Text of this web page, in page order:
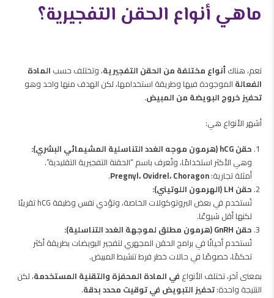
ماهي أنواع الحقن التفجيرية؟
نعم، هناكأنواع مختلفة من الحقن التفجيرية، وتختلف حسب المادة
الفعالة الموجودة فيها وطريقة استخدامها، لكن الهدف منها واحد وهو
تحفيز خروج البويضة من المبيض.
أشهر الأنواع هي:
حقن hCG (هرمون موجه الغدد التناسلية المشيمائي البشري):
وهي الأكثر استخدامًا، وتُعرف باسم “الحقنة التفجيرية التقليدية”.
أمثلة تجارية:Pregnyl، Ovidrel، Choragon.
حقن LH (الهرمون اللوتيني):
تُستخدم في بعض البروتوكولات الخاصة، وتؤدي نفس وظيفة hCG تقريبًا
لكنها أقل شيوعًا.
حقن GnRH (هرمون مطلق لموجهة الغدد التناسلية):
تُستخدم أحيانًا في برامج الحقن المجهري لتفجير البويضات بطريقة أكثر
تحكمًا، خصوصًا في حالات خطر فرط تنشيط المبيض.
بمعنى آخر، تختلف الأنواع في المادة المحفزة والتقنية المستخدمة، لكن
النتيجة واحدة:تحفيز التبويض في توقيت محدد بدقة.